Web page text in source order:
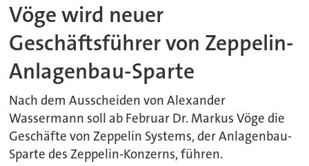
Vöge wird neuer
Geschäftsführer von Zeppelin-
Anlagenbau-Sparte
Nach dem Ausscheiden von Alexander
Wassermann soll ab Februar Dr. Markus Vöge die
Geschäfte von Zeppelin Systems, der Anlagenbau-
Sparte des Zeppelin-Konzerns, führen.